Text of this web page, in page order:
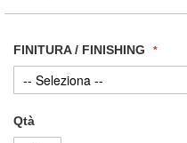
FINITURA / FINISHING
Qtà